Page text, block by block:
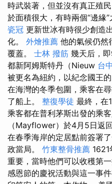
時武裝著，但並沒有真正殖
於面積很大，有時兩個“邊緣
瓷冠 更新世冰有時很少創造
化。 外燴推薦 他的氣候仍然
覆蓋。 士林 撥筋 幾天后，
都新阿姆斯特丹（Nieuw 台
被更名為紐約，以紀念國王
在海灣的冬季包圍，乘客在
了船上。 整復學徒 最終，在
乘客都在普利茅斯出發的乘
（Mayflower）於4月5日返
在春季海岸的定居點前簽署
政當局。 竹東整骨推薦
重要，當時他們可以收穫第一
感恩節的慶祝活動與這一事